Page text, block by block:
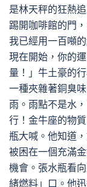
是林天秤的狂熱
踢開咖啡館的門
我已經用一百噸
現在開始，你的
量！」牛土豪的
一種夾雜著銅臭
雨。雨點不是水
行！金牛座的物
瓶大喊。他知道
被困在一個充滿
機會。張水瓶看
緒燃料」口。他